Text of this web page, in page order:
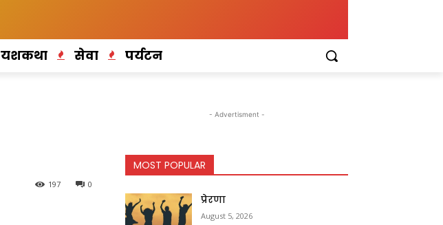
यशकथा सेवा पर्यटन
0
197
- Advertisment -
MOST POPULAR
प्रेरणा
August 5, 2026